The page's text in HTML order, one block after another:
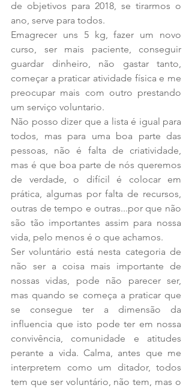
de objetivos para 2018, se tirarmos o
ano, serve para todos.
Emagrecer uns 5 kg, fazer um novo
curso, ser mais paciente, conseguir
guardar dinheiro, não gastar tanto,
começar a praticar atividade física e me
preocupar mais com outro prestando
um serviço voluntario.
Não posso dizer que a lista é igual para
todos, mas para uma boa parte das
pessoas, não é falta de criatividade,
mas é que boa parte de nós queremos
de verdade, o difícil é colocar em
prática, algumas por falta de recursos,
outras de tempo e outras...por que não
são tão importantes assim para nossa
vida, pelo menos é o que achamos.
Ser voluntário está nesta categoria de
não ser a coisa mais importante de
nossas vidas, pode não parecer ser,
mas quando se começa a praticar que
se consegue ter a dimensão da
influencia que isto pode ter em nossa
convivência, comunidade e atitudes
perante a vida. Calma, antes que me
interpretem como um ditador, todos
tem que ser voluntário, não tem, mas o